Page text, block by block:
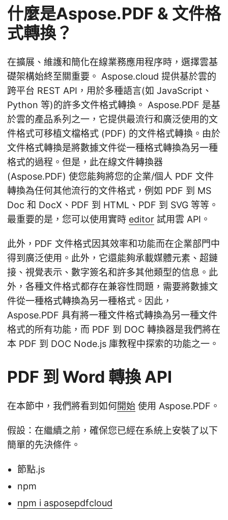
什麼是Aspose.PDF & 文件格
式轉換？
在擴展、維護和簡化在線業務應用程序時，選擇雲基
礎架構始終至關重要。 Aspose.cloud 提供基於雲的
跨平台 REST API，用於多種語言(如 JavaScript、
Python 等)的許多文件格式轉換。 Aspose.PDF 是基
於雲的產品系列之一，它提供最流行和廣泛使用的文
件格式可移植文檔格式 (PDF) 的文件格式轉換。由於
文件格式轉換是將數據文件從一種格式轉換為另一種
格式的過程。但是，此在線文件轉換器
(Aspose.PDF) 使您能夠將您的企業/個人 PDF 文件
轉換為任何其他流行的文件格式，例如 PDF 到 MS
Doc 和 DocX、PDF 到 HTML、PDF 到 SVG 等等。
最重要的是，您可以使用實時 editor 試用雲 API。
此外，PDF 文件格式因其效率和功能而在企業部門中
得到廣泛使用。此外，它還能夠承載媒體元素、超鏈
接、視覺表示、數字簽名和許多其他類型的信息。此
外，各種文件格式都存在兼容性問題，需要將數據文
件從一種格式轉換為另一種格式。因此，
Aspose.PDF 具有將一種文件格式轉換為另一種文件
格式的所有功能，而 PDF 到 DOC 轉換器是我們將在
本 PDF 到 DOC Node.js 庫教程中探索的功能之一。
PDF 到 Word 轉換 API
在本節中，我們將看到如何開始 使用 Aspose.PDF。
假設：在繼續之前，確保您已經在系統上安裝了以下
簡單的先決條件。
節點.js
npm
npm i asposepdfcloud